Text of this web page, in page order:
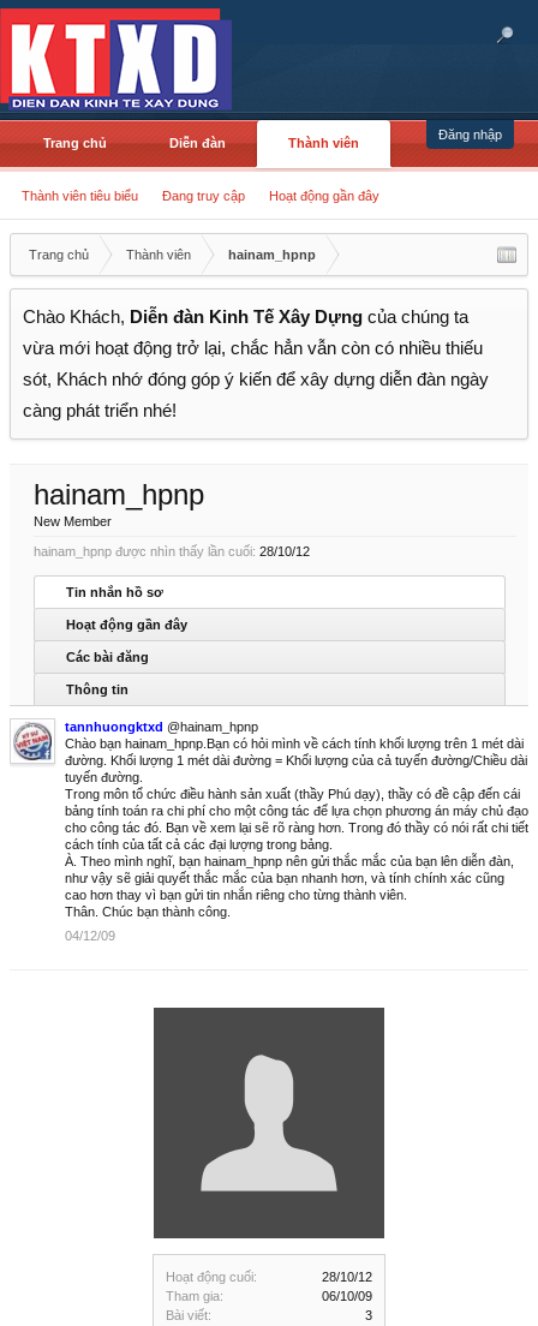
Đăng nhập
Trang chủ Diễn đàn Thành viên
Thành viên tiêu biểu Đang truy cập Hoạt động gần đây
Trang chủ Thành viên hainam_hpnp
Chào Khách, Diễn đàn Kinh Tế Xây Dựng của chúng ta
vừa mới hoạt động trở lại, chắc hẳn vẫn còn có nhiều thiếu
sót, Khách nhớ đóng góp ý kiến để xây dựng diễn đàn ngày
càng phát triển nhé!
Hoạt động cuối:
28/10/12
Tham gia:
06/10/09
Bài viết:
3
hainam_hpnp
New Member
hainam_hpnp được nhìn thấy lần cuối: 28/10/12
Tin nhắn hồ sơ
Hoạt động gần đây
Các bài đăng
Thông tin
tannhuongktxd @hainam_hpnp
Chào bạn hainam_hpnp.Bạn có hỏi mình về cách tính khối lượng trên 1 mét dài
đường. Khối lượng 1 mét dài đường = Khối lượng của cả tuyến đường/Chiều dài
tuyến đường.
Trong môn tổ chức điều hành sản xuất (thầy Phú dạy), thầy có đề cập đến cái
bảng tính toán ra chi phí cho một công tác để lựa chọn phương án máy chủ đạo
cho công tác đó. Bạn về xem lại sẽ rõ ràng hơn. Trong đó thầy có nói rất chi tiết
cách tính của tất cả các đại lượng trong bảng.
À. Theo mình nghĩ, bạn hainam_hpnp nên gửi thắc mắc của bạn lên diễn đàn,
như vậy sẽ giải quyết thắc mắc của bạn nhanh hơn, và tính chính xác cũng
cao hơn thay vì bạn gửi tin nhắn riêng cho từng thành viên.
Thân. Chúc bạn thành công.
04/12/09